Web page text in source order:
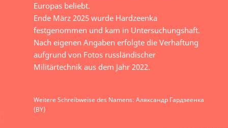
Europas beliebt.
Ende März 2025 wurde Hardzeenka
festgenommen und kam in Untersuchungshaft.
Nach eigenen Angaben erfolgte die Verhaftung
aufgrund von Fotos russländischer
Militärtechnik aus dem Jahr 2022.
Weitere Schreibweise des Namens: Аляксандр Гардзеенка
(BY)